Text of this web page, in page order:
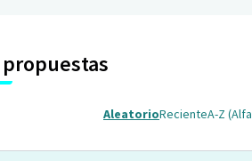
propuestas
AleatorioRecienteA-Z